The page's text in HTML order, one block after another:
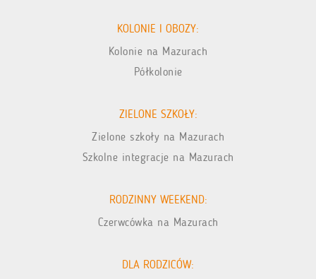
KOLONIE I OBOZY:
Kolonie na Mazurach
Półkolonie
ZIELONE SZKOŁY:
Zielone szkoły na Mazurach
Szkolne integracje na Mazurach
RODZINNY WEEKEND:
Czerwcówka na Mazurach
DLA RODZICÓW: